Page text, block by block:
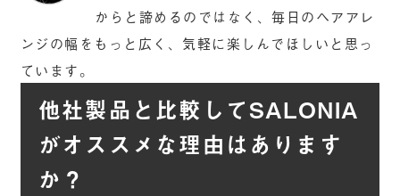
からと諦めるのではなく、毎日のヘアアレ
ンジの幅をもっと広く、気軽に楽しんでほしいと思っ
ています。
他社製品と比較してSALONIA
がオススメな理由はあります
か？